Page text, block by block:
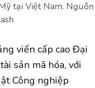
tại Việt Nam. Nguồn
viến cấp cao Đại
sản mã hóa, với
Công nghiệp